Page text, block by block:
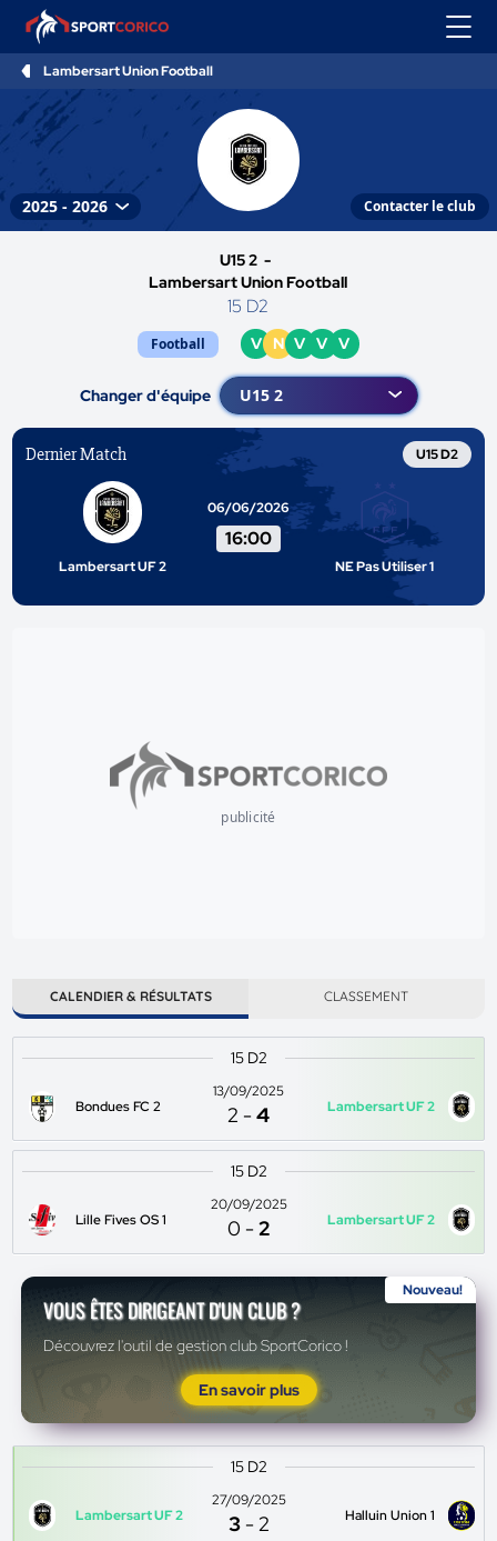
Lambersart Union Football
Contacter le club
U15 2 -
Lambersart Union Football
15 D2
Football V N V V V
Changer d'équipe
Dernier Match U15 D2
Lambersart UF 2
06/06/2026
16:00
NE Pas Utiliser 1
publicité
CALENDIER & RÉSULTATS CLASSEMENT
15 D2
Bondues FC 2
13/09/2025
2 -4 Lambersart UF 2
15 D2
Lille Fives OS 1
20/09/2025
0 -2 Lambersart UF 2
Nouveau!
VOUS ÊTES DIRIGEANT D'UN CLUB ?
Découvrez l'outil de gestion club SportCorico !
En savoir plus
15 D2
Lambersart UF 2
27/09/2025
3 -2 Halluin Union 1